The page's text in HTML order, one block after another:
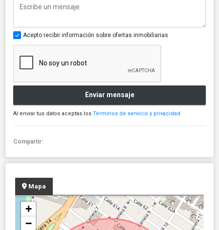
Acepto recibir información sobre ofertas inmobiliarias
Enviar mensaje
Al enviar tus datos aceptas los Términos de servicio y privacidad
Compartir:
Mapa
+
−